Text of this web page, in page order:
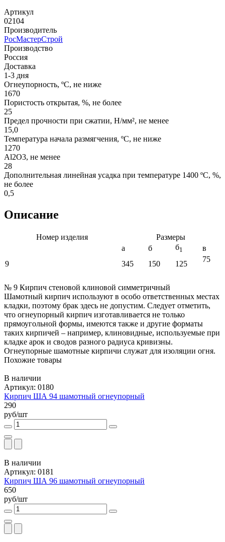
Артикул
02104
Производитель
РосМастерСтрой
Производство
Россия
Доставка
1-3 дня
Огнеупорность, ºС, не ниже
1670
Пористость открытая, %, не более
25
Предел прочности при сжатии, Н/мм², не менее
15,0
Температура начала размягчения, ºС, не ниже
1270
Аl2О3, не менее
28
Дополнительная линейная усадка при температуре 1400 ºС, %,
не более
0,5
Описание
Номер изделия
Размеры
a
б б1
в
9
345 150 125
75
№ 9 Кирпич стеновой клиновой симметричный
Шамотный кирпич используют в особо ответственных местах
кладки, поэтому брак здесь не допустим. Следует отметить,
что огнеупорный кирпич изготавливается не только
прямоугольной формы, имеются также и другие форматы
таких кирпичей – например, клиновидные, используемые при
кладке арок и сводов разного радиуса кривизны.
Огнеупорные шамотные кирпичи служат для изоляции огня.
Похожие товары
В наличии
Артикул: 0180
Кирпич ША 94 шамотный огнеупорный
290
руб/шт
В наличии
Артикул: 0181
Кирпич ША 96 шамотный огнеупорный
650
руб/шт